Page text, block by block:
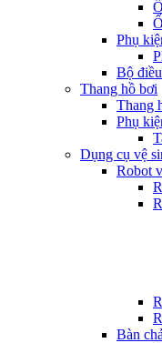
Phụ
Bộ
Thang hồ bơi
Thang
Phụ
Dụng cụ vệ
Robot
Bàn